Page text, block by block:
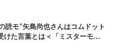
読モ”矢島尚也さんはコムドット
けた言葉とは＜「ミスターモデ